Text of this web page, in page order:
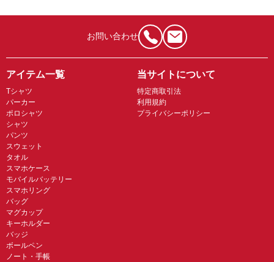
お問い合わせ
アイテム一覧
Tシャツ
パーカー
ポロシャツ
シャツ
パンツ
スウェット
タオル
スマホケース
モバイルバッテリー
スマホリング
バッグ
マグカップ
キーホルダー
バッジ
ボールペン
ノート・手帳
当サイトについて
特定商取引法
利用規約
プライバシーポリシー